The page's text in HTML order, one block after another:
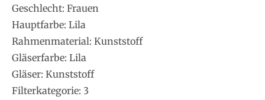
Geschlecht: Frauen
Hauptfarbe: Lila
Rahmenmaterial: Kunststoff
Gläserfarbe: Lila
Gläser: Kunststoff
Filterkategorie: 3